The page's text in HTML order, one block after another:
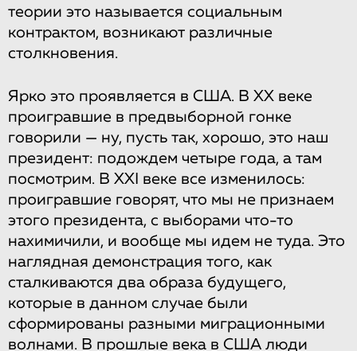
теории это называется социальным
контрактом, возникают различные
столкновения.
Ярко это проявляется в США. В XX веке
проигравшие в предвыборной гонке
говорили — ну, пусть так, хорошо, это наш
президент: подождем четыре года, а там
посмотрим. В XXI веке все изменилось:
проигравшие говорят, что мы не признаем
этого президента, с выборами что-то
нахимичили, и вообще мы идем не туда. Это
наглядная демонстрация того, как
сталкиваются два образа будущего,
которые в данном случае были
сформированы разными миграционными
волнами. В прошлые века в США люди